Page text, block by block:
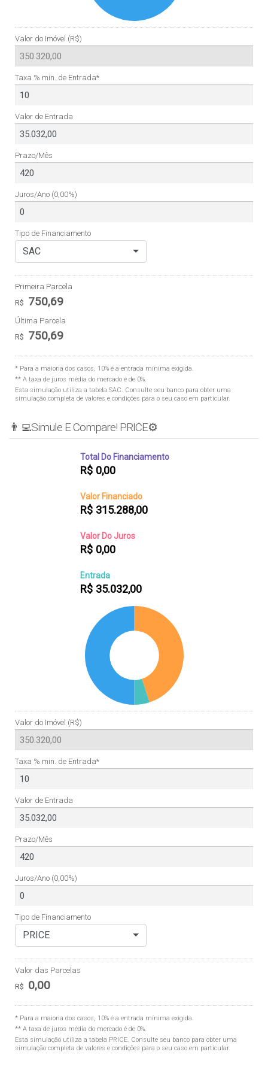
Valor do Imóvel (R$)
Taxa % min. de Entrada*
Valor de Entrada
Prazo/Mês
Juros/Ano (0,00%)
Tipo de Financiamento
SAC
Primeira Parcela
R$ 750,69
Última Parcela
R$ 750,69
* Para a maioria dos casos, 10% é a entrada mínima exigida.
** A taxa de juros média do mercado é de 0%.
Esta simulação utiliza a tabela SAC. Consulte seu banco para obter uma
simulação completa de valores e condições para o seu caso em particular.
👨‍💻Simule E Compare! PRICE⚙️
Total Do Financiamento
R$ 0,00
Valor Financiado
R$ 315.288,00
Valor Do Juros
R$ 0,00
Entrada
R$ 35.032,00
Valor do Imóvel (R$)
Taxa % min. de Entrada*
Valor de Entrada
Prazo/Mês
Juros/Ano (0,00%)
Tipo de Financiamento
PRICE
Valor das Parcelas
R$ 0,00
* Para a maioria dos casos, 10% é a entrada mínima exigida.
** A taxa de juros média do mercado é de 0%.
Esta simulação utiliza a tabela PRICE. Consulte seu banco para obter uma
simulação completa de valores e condições para o seu caso em particular.